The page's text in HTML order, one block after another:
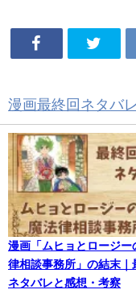
漫画最終回ネタバレ
漫画「ムヒョとロージー
律相談事務所」の結末｜
ネタバレと感想・考察